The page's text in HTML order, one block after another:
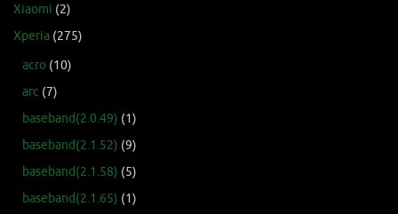
Xiaomi (2)
Xperia (275)
acro (10)
arc (7)
baseband(2.0.49) (1)
baseband(2.1.52) (9)
baseband(2.1.58) (5)
baseband(2.1.65) (1)